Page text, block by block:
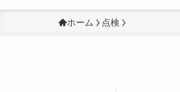
ホーム 点検